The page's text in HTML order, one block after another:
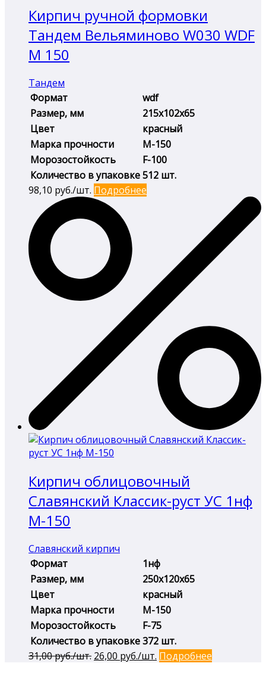
31,00 руб./
шт..
шт..
Кирпич ручной формовки
Тандем Вельяминово W030 WDF
М 150
Тандем
Формат
wdf
Размер, мм
215х102х65
Цвет
красный
Марка прочности
М-150
Морозостойкость
F-100
Количество в упаковке512 шт.
98,10 руб./шт. Подробнее
Кирпич облицовочный
Славянский Классик-руст УС 1нф
М-150
Славянский кирпич
Формат
1нф
Размер, мм
250х120х65
Цвет
красный
Марка прочности
М-150
Морозостойкость
F-75
Количество в упаковке372 шт.
31,00руб./шт. Первоначальная
26,00 руб./шт. Текущая
Подробнее